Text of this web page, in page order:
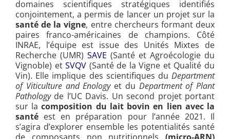
domaines scientifiques stratégiques identifiés
conjointement, a permis de lancer un projet sur la
santé de la vigne, entre chercheurs formant deux
paires franco-américaines de champions. Côté
INRAE, l’équipe est issue des Unités Mixtes de
Recherche (UMR) SAVE (Santé et Agroécologie du
Vignoble) etSVQV (Santé de la Vigne et Qualité du
Vin). Elle implique des scientifiques du Department
of Viticulture and Enologyet du Department of Plant
Pathologyde l’UC Davis. Un second projet portant
sur lacomposition du lait bovin en lien avec la
santé est en préparation pour l’année 2021. Il
s’agira d’explorer ensemble les potentialités santé
de composants non nutritionnels (micro-ARN)